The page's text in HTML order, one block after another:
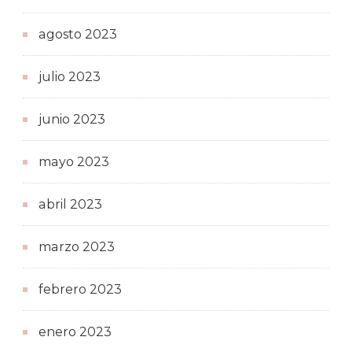
agosto 2023
julio 2023
junio 2023
mayo 2023
abril 2023
marzo 2023
febrero 2023
enero 2023